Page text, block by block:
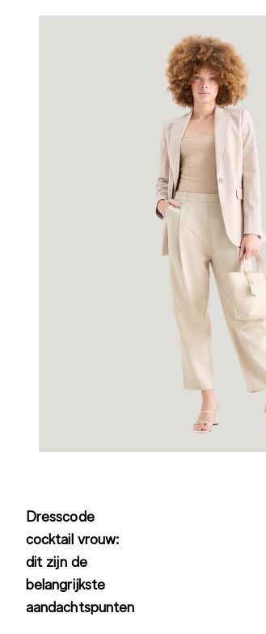
Dresscode
cocktail vrouw:
dit zijn de
belangrijkste
aandachtspunten